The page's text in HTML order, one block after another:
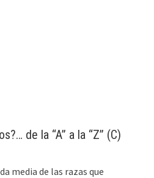
de la “A” a la “Z” (C)
media de las razas que